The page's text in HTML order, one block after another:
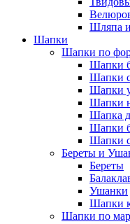
Шляпа
Шапки
Шапки по
Шапки
Шапки
Шапки
Шапки
Шапка
Шапки
Шапки
Береты и
Береты
Ушанки
Шапки
Шапки по